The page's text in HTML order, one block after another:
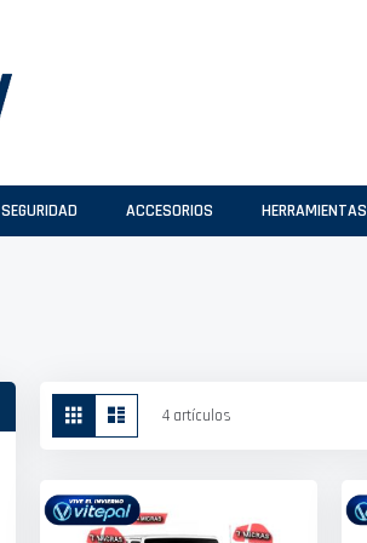
SEGURIDAD ACCESORIOS HERRAMIENTAS
Ver
como
Parrilla 4 artículos